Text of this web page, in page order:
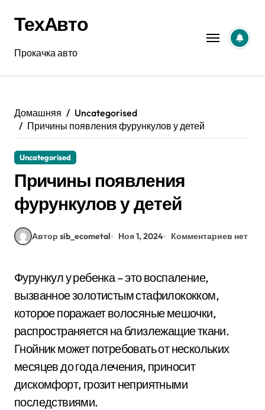
содержанию
ТехАвто
Прокачка авто
Домашняя
Uncategorised
Причины появления фурункулов у детей
Uncategorised
Причины появления
фурункулов у детей
Автор sib_ecometal Ноя 1, 2024 Комментариев нет
Фурункул у ребенка – это воспаление,
вызванное золотистым стафилококком,
которое поражает волосяные мешочки,
распространяется на близлежащие ткани.
Гнойник может потребовать от нескольких
месяцев до года лечения, приносит
дискомфорт, грозит неприятными
последствиями.